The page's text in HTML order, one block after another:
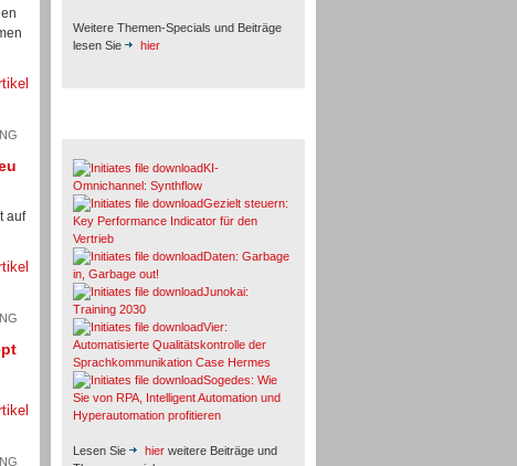
auf
Weitere Themen-Specials und Beiträge
lesen Sie
hier
KI-
Omnichannel: Synthflow
Gezielt steuern:
Key Performance Indicator für den
Vertrieb
Daten: Garbage
in, Garbage out!
Junokai:
Training 2030
Vier:
Automatisierte Qualitätskontrolle der
Sprachkommunikation Case Hermes
Sogedes: Wie
Sie von RPA, Intelligent Automation und
Hyperautomation profitieren
Lesen Sie hier weitere Beiträge und